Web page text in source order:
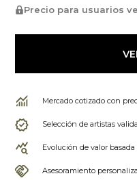
Precio para usuarios
Mercado cotizado con
Selección de artistas
Evolución de valor
Asesoramiento